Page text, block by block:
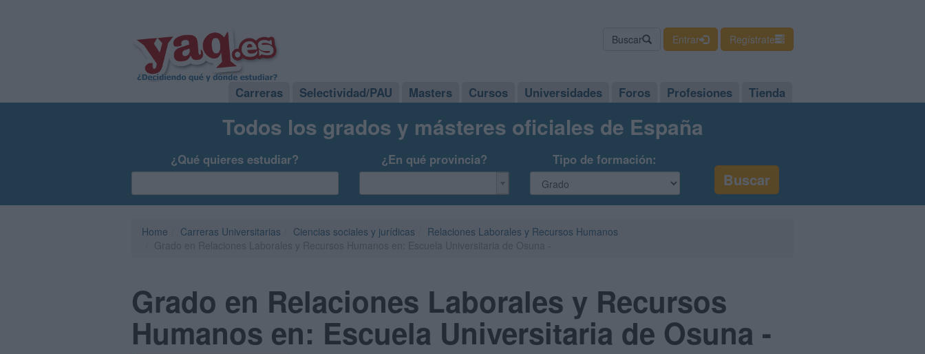
Buscar Entrar Regístrate
Carreras Selectividad/PAU Masters Cursos Universidades Foros Profesiones Tienda
Todos los grados y másteres oficiales de España
¿Qué quieres estudiar? ¿En qué provincia? Tipo de formación:
Home Carreras Universitarias Ciencias sociales y jurídicas
Relaciones Laborales y Recursos Humanos
Grado en Relaciones Laborales y Recursos
Humanos en: Escuela Universitaria de Osuna -